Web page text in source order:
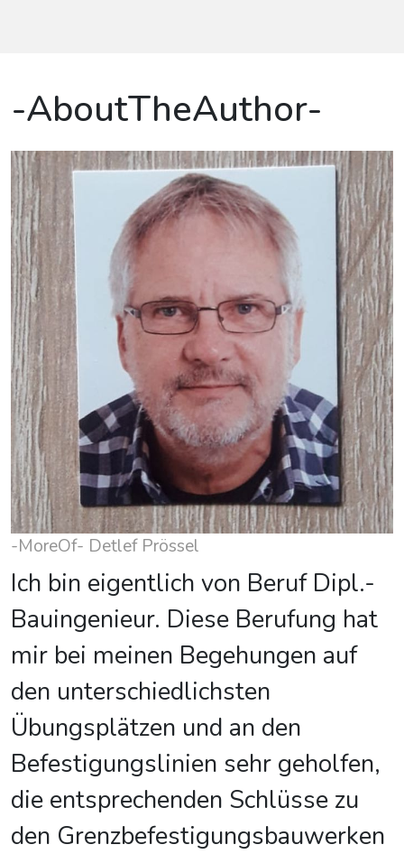
-AboutTheAuthor-
-MoreOf- Detlef Prössel
Ich bin eigentlich von Beruf Dipl.-
Bauingenieur. Diese Berufung hat
mir bei meinen Begehungen auf
den unterschiedlichsten
Übungsplätzen und an den
Befestigungslinien sehr geholfen,
die entsprechenden Schlüsse zu
den Grenzbefestigungsbauwerken